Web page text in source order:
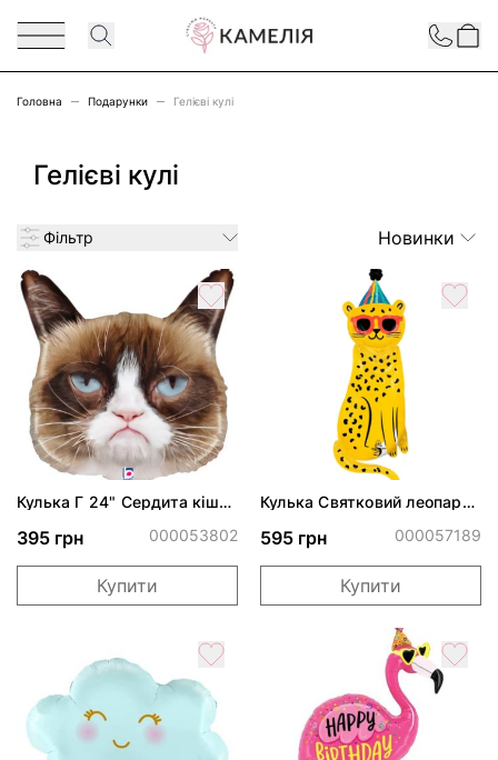
Contact
Головна Подарунки Гелієві кулі
Гелієві кулі
Фільтр Новинки
Кулька Г 24" Сердита кішка
395 грн 000053802
Купити
Кулька Святковий леопард
595 грн 000057189
Купити